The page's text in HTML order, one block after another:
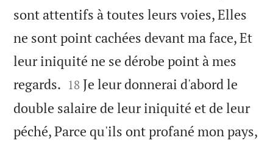
sont attentifs à toutes leurs voies, Elles
ne sont point cachées devant ma face, Et
leur iniquité ne se dérobe point à mes
regards. 

18 Je leur donnerai d'abord le
double salaire de leur iniquité et de leur
péché, Parce qu'ils ont profané mon pays,